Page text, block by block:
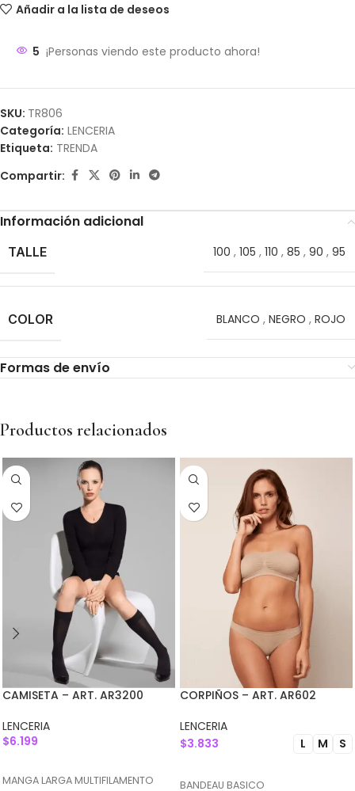
Añadir a la lista de deseos
5 ¡Personas viendo este producto ahora!
SKU: TR806
Categoría: LENCERIA
Etiqueta: TRENDA
Compartir:
Información adicional
TALLE 100 , 105 , 110 , 85 , 90 , 95
COLOR BLANCO , NEGRO , ROJO
Formas de envío
Productos relacionados
CAMISETA – ART. AR3200
LENCERIA
$6.199
MANGA LARGA MULTIFILAMENTO
CORPIÑOS – ART. AR602
LENCERIA
$3.833 L M S
BANDEAU BASICO